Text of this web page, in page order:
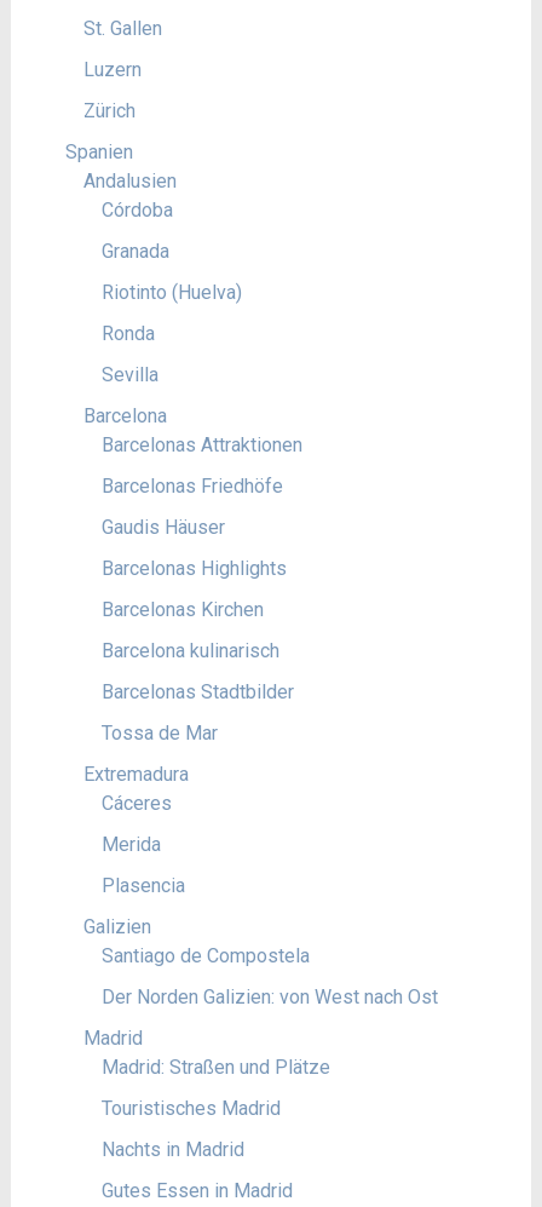
St. Gallen
Luzern
Zürich
Spanien
Andalusien
Córdoba
Granada
Riotinto (Huelva)
Ronda
Sevilla
Barcelona
Barcelonas Attraktionen
Barcelonas Friedhöfe
Gaudis Häuser
Barcelonas Highlights
Barcelonas Kirchen
Barcelona kulinarisch
Barcelonas Stadtbilder
Tossa de Mar
Extremadura
Cáceres
Merida
Plasencia
Galizien
Santiago de Compostela
Der Norden Galizien: von West nach Ost
Madrid
Madrid: Straßen und Plätze
Touristisches Madrid
Nachts in Madrid
Gutes Essen in Madrid